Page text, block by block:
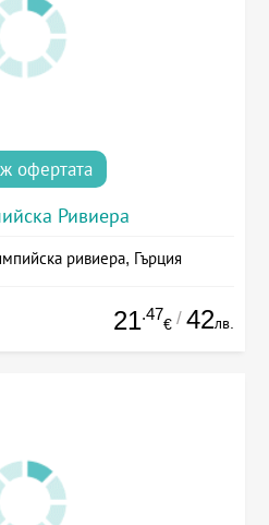
офертата
Ривиера
ривиера, Гърция
21.47
€ / 42лв.